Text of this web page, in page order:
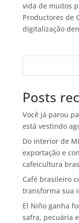
vida de muitos
Productores de
digitalização
Posts
Você já parou
está vestindo
Do interior de
exportação e
cafeicultura
Café brasileiro
transforma sua
El Niño ganha
safra, pecuária